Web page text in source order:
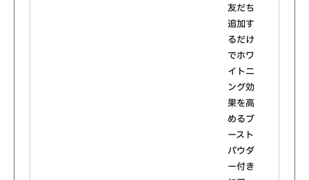
友だち
追加す
るだけ
でホワ
イトニ
ング効
果を高
めるブ
ースト
パウダ
ー付き